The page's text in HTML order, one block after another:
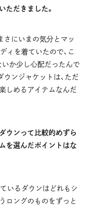
ただきました。
さにいまの気分とマッ
ィを着ていたので、こ
か少し心配だったんで
ウンジャケットは、ただ
しめるアイテムなんだ
ウンって比較的めずら
を選んだポイントはな
いるダウンはどれもシ
ロングのものをずっと